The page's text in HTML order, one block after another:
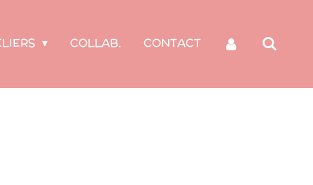
COLLAB. CONTACT